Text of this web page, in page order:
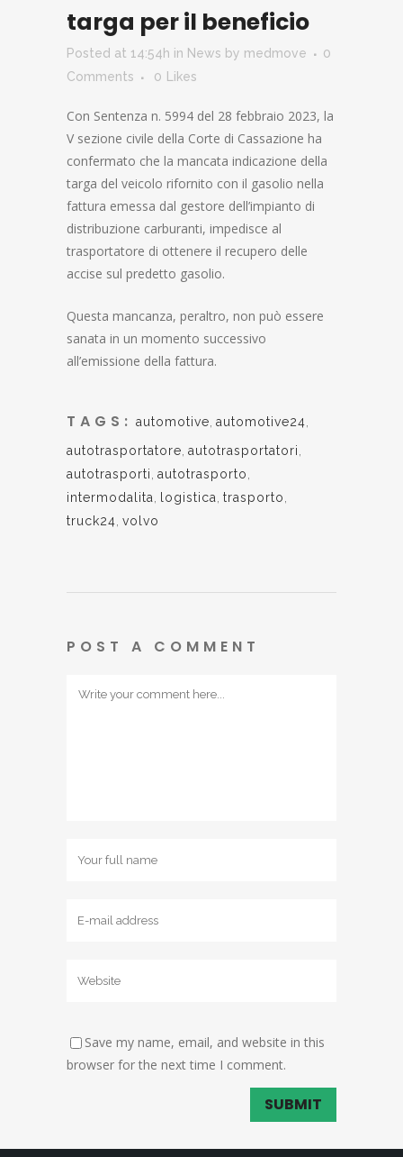
targa per il beneficio
Posted at 14:54h in News by medmove
0
Comments
0 Likes
Con Sentenza n. 5994 del 28 febbraio 2023, la
V sezione civile della Corte di Cassazione ha
confermato che la mancata indicazione della
targa del veicolo rifornito con il gasolio nella
fattura emessa dal gestore dell’impianto di
distribuzione carburanti, impedisce al
trasportatore di ottenere il recupero delle
accise sul predetto gasolio.
Questa mancanza, peraltro, non può essere
sanata in un momento successivo
all’emissione della fattura.
TAGS: automotive automotive24
autotrasportatore autotrasportatori
autotrasporti autotrasporto
intermodalita
logistica trasporto
truck24 volvo
POST A COMMENT
Save my name, email, and website in this
browser for the next time I comment.